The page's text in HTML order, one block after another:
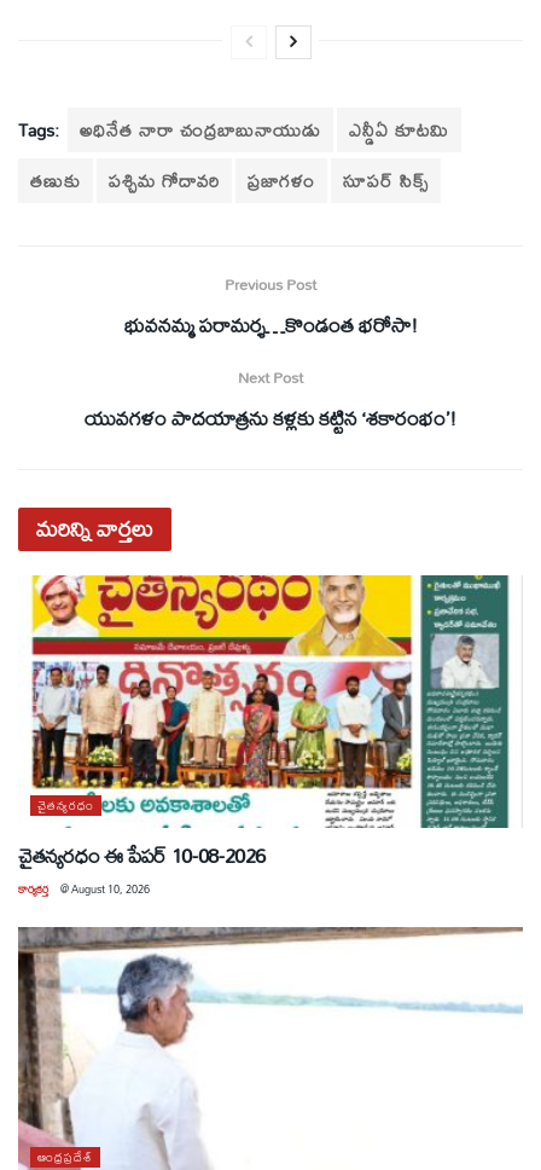
Tags: అధినేత నారా చంద్రబాబునాయుడు
ఎన్డీఏ కూటమి
తణుకు
పశ్చిమ గోదావరి ప్రజాగళం సూపర్‌ సిక్స్‌
Previous Post
భువనమ్మ పరామర్శ…కొండంత భరోసా!
Next Post
యువగళం పాదయాత్రను కళ్లకు కట్టిన ‘శకారంభం’!
మరిన్నివార్తలు
చైతన్యరధం
చైతన్యరధం ఈ పేపర్ 10-08-2026
కార్యకర్త @August 10, 2026
ఆంధ్రప్రదేశ్